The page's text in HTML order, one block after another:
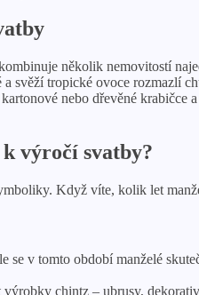
několik nemovitostí
svěží tropické ovoce rozmazlí
nebo dřevěné
výročí svatby?
Když víte, kolik let
v tomto období manželé
chintz – ubrusy,